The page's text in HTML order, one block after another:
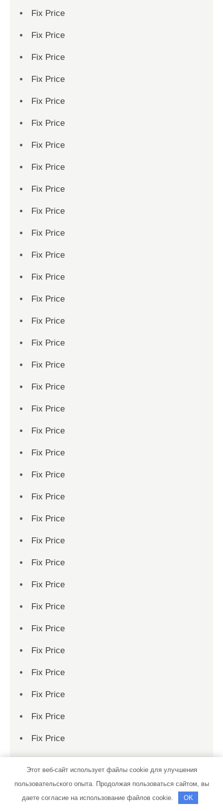
Fix Price
Fix Price
Fix Price
Fix Price
Fix Price
Fix Price
Fix Price
Fix Price
Fix Price
Fix Price
Fix Price
Fix Price
Fix Price
Fix Price
Fix Price
Fix Price
Fix Price
Fix Price
Fix Price
Fix Price
Fix Price
Fix Price
Fix Price
Fix Price
Fix Price
Fix Price
Fix Price
Fix Price
Fix Price
Fix Price
Fix Price
Fix Price
Fix Price
Fix Price
Fix Price
Fix Price
Этот веб-сайт использует файлы cookie для улучшения
пользовательского опыта. Продолжая пользоваться сайтом, вы
даете согласие на использование файлов cookie.
OK